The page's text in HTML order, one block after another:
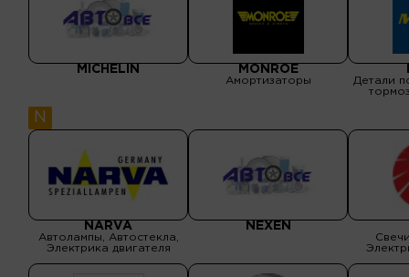
системы, Детали кузова,
Детали подвески, Детали
рулевого управления,
трансмиссии, Масла и
MICHELIN MONROE
Амортизаторы
Детали
N
NARVA
Автолампы, Автостекла,
Электрика двигателя
NEXEN